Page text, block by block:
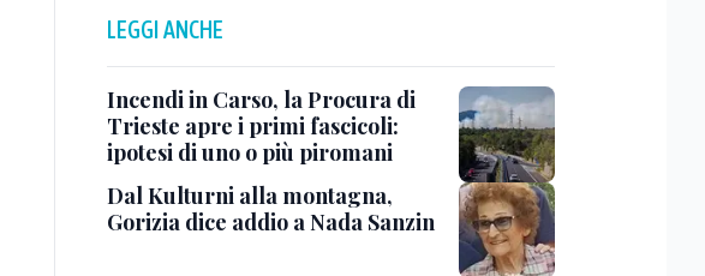
LEGGI ANCHE
Incendi in Carso, la Procura di
Trieste apre i primi fascicoli:
ipotesi di uno o più piromani
Dal Kulturni alla montagna,
Gorizia dice addio a Nada Sanzin